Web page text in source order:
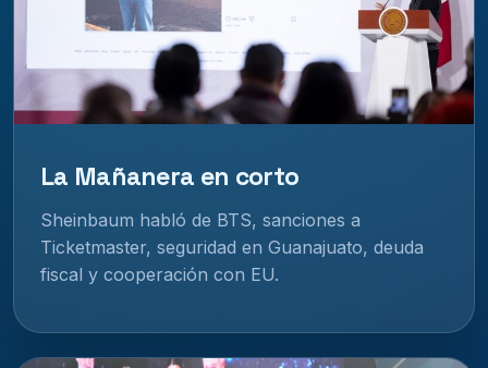
La Mañanera en corto
Sheinbaum habló de BTS, sanciones a
Ticketmaster, seguridad en Guanajuato, deuda
fiscal y cooperación con EU.